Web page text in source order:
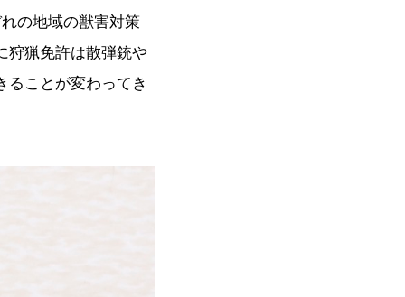
の地域の獣害対策
狩猟免許は散弾銃や
ることが変わってき